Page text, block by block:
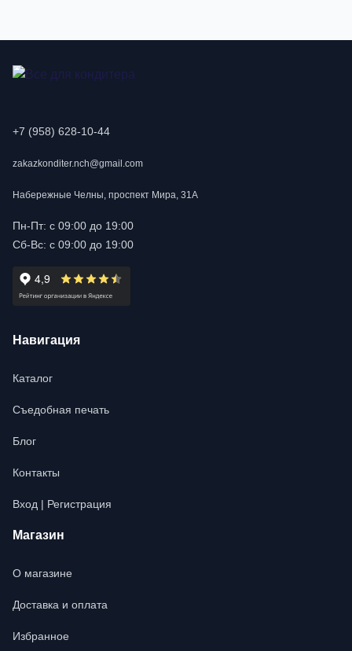
+7 (958) 628-10-44
zakazkonditer.nch@gmail.com
Набережные Челны, проспект Мира, 31А
Пн-Пт: с 09:00 до 19:00
Сб-Вс: с 09:00 до 19:00
Навигация
Каталог
Съедобная печать
Блог
Контакты
Вход | Регистрация
Магазин
О магазине
Доставка и оплата
Избранное